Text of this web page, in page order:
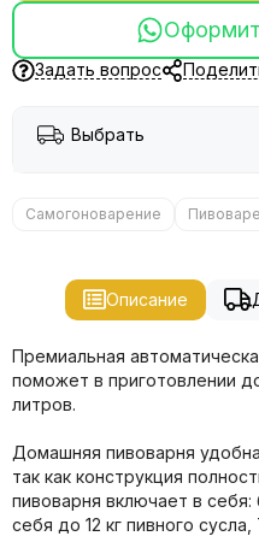
Задать вопрос
Выбрать
Самогоноварение
Описание
Премиальная
поможет в приготовлении
литров.
Домашняя пивоварня
так как конструкция
пивоварня включает в
себя до 12 кг пивного